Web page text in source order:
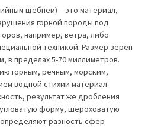
щебнем) – это материал,
горной породы под
например, ветра, либо
техникой. Размер зерен
в пределах 5-70 миллиметров.
горным, речным, морским,
водной стихии материал
результат же дробления
форму, шероховатую
разность сфер